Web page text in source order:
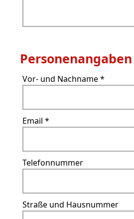
Personenangaben
Vor- und Nachname *
Email *
Telefonnummer
Straße und Hausnummer